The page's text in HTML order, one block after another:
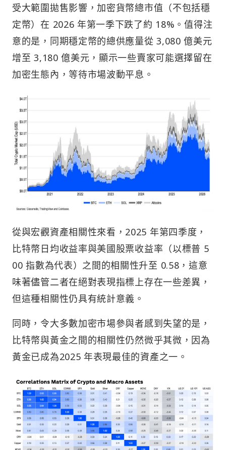
受大範圍拋售影響，加密貨幣總市值（不包括穩
定幣）在 2026 年第一季下跌了約 18%。值得注
意的是，同期穩定幣的總供應量從 3,080 億美元
增至 3,180 億美元，顯示一些賣家可能選擇留在
加密生態內，等待市場波動平息。
從與宏觀資產相關性來看，2025 年第四季度，
比特幣日均收益率與美國股票收益率（以標普 5
00 指數為代表）之間的相關性升至 0.58，這意
味著儘管二者在絕對表現指標上存在一些差異，
但這種相關性仍具有統計意義。
同時，令大多數加密市場參與者感到失望的是，
比特幣與黃金之間的相關性仍然微乎其微，因為
黃金已成為2025 年表現最佳的資產之一。